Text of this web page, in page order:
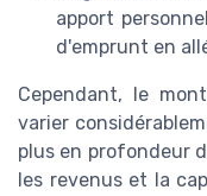
apport
d'emprunt en
Cependant, le
varier
plus en profondeur
les revenus et la